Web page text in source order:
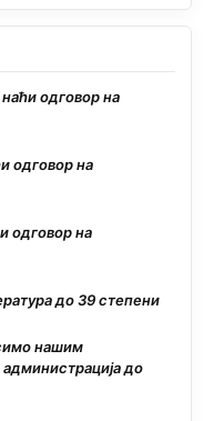
одговор на
одговор на
одговор на
до 39 степени
нашим
до